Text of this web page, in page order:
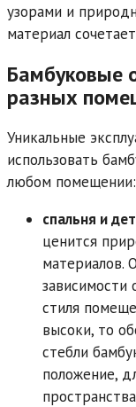
узорами и
материал
Бамбуковые
разных
Уникальные
использовать
любом помещении:
спальня и
ценится
материалов.
стиля
высоки, то
стебли
положение,